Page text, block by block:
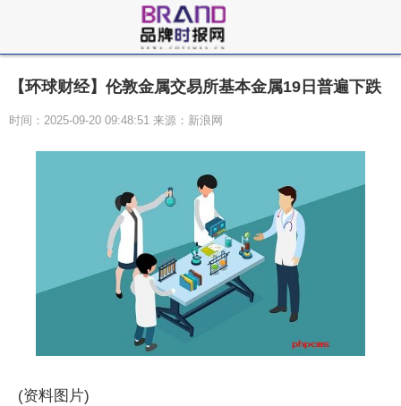
【环球财经】伦敦金属交易所基本金属19日普遍下跌
时间：2025-09-20 09:48:51 来源：新浪网
(资料图片)